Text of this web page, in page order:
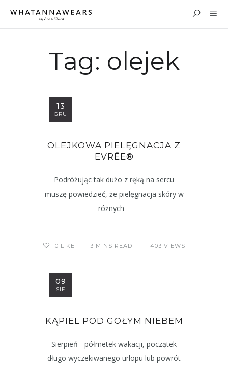
Tag: olejek
13
GRU
OLEJKOWA PIELĘGNACJA Z
EVRĒE®
Podróżując tak dużo z ręką na sercu
muszę powiedzieć, że pielęgnacja skóry w
różnych –
0 LIKE 3 MINS READ 1403 VIEWS
09
SIE
KĄPIEL POD GOŁYM NIEBEM
Sierpień - półmetek wakacji, początek
długo wyczekiwanego urlopu lub powrót